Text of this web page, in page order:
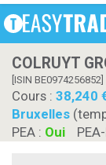
COLRUYT
[ISIN BE0974256852]
Cours :
Bruxelles
PEA : Oui